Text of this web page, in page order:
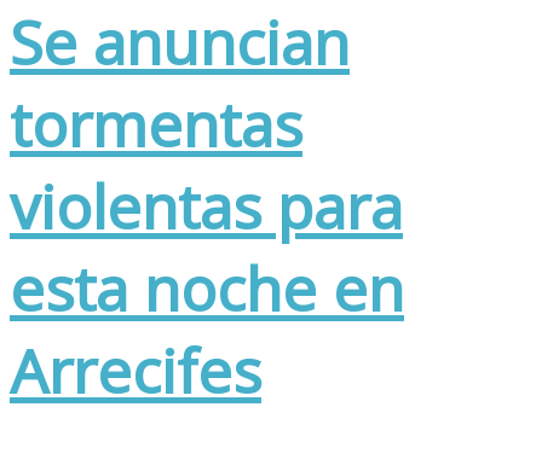
Se anuncian
tormentas
violentas para
esta noche en
Arrecifes